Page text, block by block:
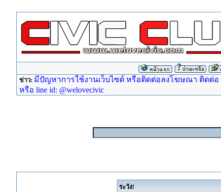
ข่าว: มีปัญหาการใช้งานเว็บไซต์ หรือติดต่อลงโฆษณา ติดต่อ
หรือ line id: @welovecivic
ระวัง!